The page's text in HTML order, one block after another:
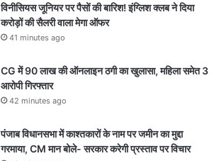
विनीसियस जूनियर पर पैसों की बारिश! इंग्लिश क्लब ने दिया
करोड़ों की सैलरी वाला मेगा ऑफर
41 minutes ago
CG में 90 लाख की ऑनलाइन ठगी का खुलासा, महिला समेत 3
आरोपी गिरफ्तार
42 minutes ago
पंजाब विधानसभा में काश्तकारों के नाम पर जमीन का मुद्दा
गरमाया, CM मान बोले- सरकार करेगी प्रस्ताव पर विचार